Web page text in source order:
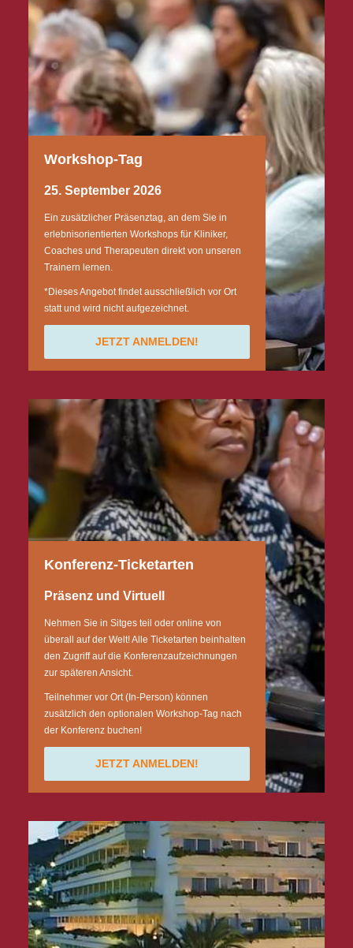
Workshop-Tag
25. September 2026
Ein zusätzlicher Präsenztag, an dem Sie in
erlebnisorientierten Workshops für Kliniker,
Coaches und Therapeuten direkt von unseren
Trainern lernen.
*Dieses Angebot findet ausschließlich vor Ort
statt und wird nicht aufgezeichnet.
JETZT ANMELDEN!
Konferenz-Ticketarten
Präsenz und Virtuell
Nehmen Sie in Sitges teil oder online von
überall auf der Welt! Alle Ticketarten beinhalten
den Zugriff auf die Konferenzaufzeichnungen
zur späteren Ansicht.
Teilnehmer vor Ort (In-Person) können
zusätzlich den optionalen Workshop-Tag nach
der Konferenz buchen!
JETZT ANMELDEN!